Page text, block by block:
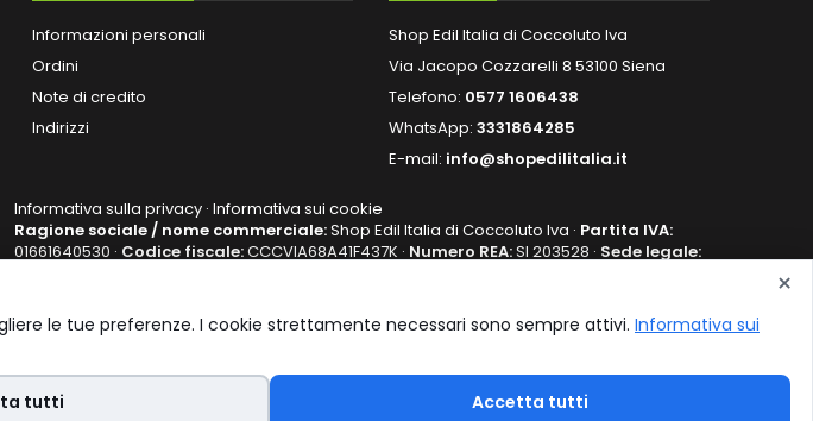
Informazioni personali
Ordini
Note di credito
Indirizzi
Shop Edil Italia di Coccoluto Iva
Via Jacopo Cozzarelli 8 53100 Siena
Telefono: 0577 1606438
WhatsApp: 3331864285
E-mail: info@shopedilitalia.it
Informativa sulla privacy · Informativa sui cookie
Ragione sociale / nome commerciale:Shop Edil Italia di Coccoluto Iva · Partita IVA:
01661640530 · Codice fiscale:CCCVIA68A41F437K · Numero REA:SI 203528 · Sede legale:
×
le tue preferenze. I cookie strettamente necessari sono sempre attivi. Informativa sui
tutti Accetta tutti